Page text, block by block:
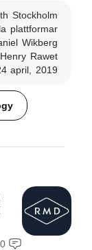
Stockholm
plattformar
Wikberg
Henry Rawet
april, 2019
0